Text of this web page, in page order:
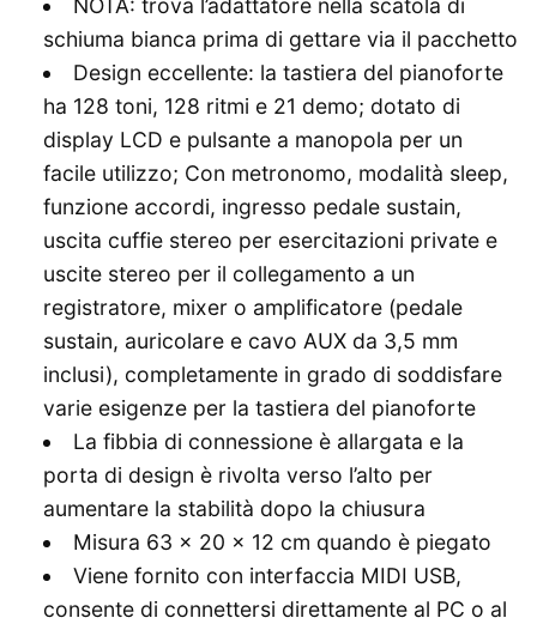
NOTA: trova l’adattatore nella scatola di
schiuma bianca prima di gettare via il pacchetto
Design eccellente: la tastiera del pianoforte
ha 128 toni, 128 ritmi e 21 demo; dotato di
display LCD e pulsante a manopola per un
facile utilizzo; Con metronomo, modalità sleep,
funzione accordi, ingresso pedale sustain,
uscita cuffie stereo per esercitazioni private e
uscite stereo per il collegamento a un
registratore, mixer o amplificatore (pedale
sustain, auricolare e cavo AUX da 3,5 mm
inclusi), completamente in grado di soddisfare
varie esigenze per la tastiera del pianoforte
La fibbia di connessione è allargata e la
porta di design è rivolta verso l’alto per
aumentare la stabilità dopo la chiusura
Misura 63 x 20 x 12 cm quando è piegato
Viene fornito con interfaccia MIDI USB,
consente di connettersi direttamente al PC o al